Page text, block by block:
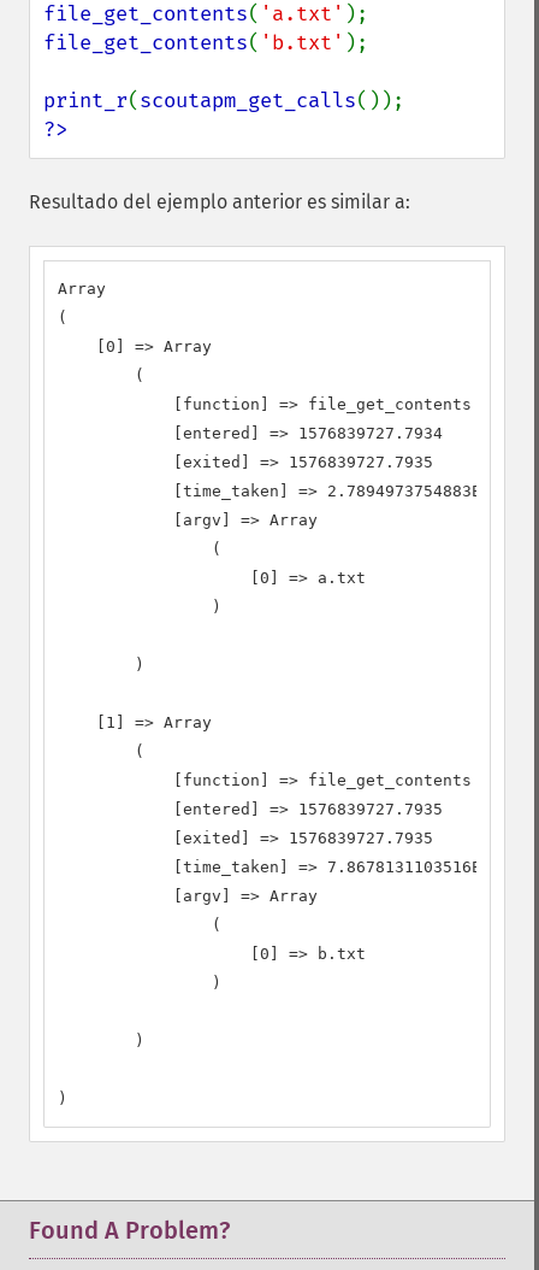
file_get_contents( 'a.txt'
file_get_contents( 'b.txt' );
print_r(scoutapm_get_calls
?>
Resultado del ejemplo anterior es similar a:
Array
(
    [0] => Array
        (
            [function] => file_get_contents
            [entered] => 1576839727.7934
            [exited] => 1576839727.7935
            [time_taken] => 2.7894973754883E-5
            [argv] => Array
                (
                    [0] => a.txt
                )
        )
    [1] => Array
        (
            [function] => file_get_contents
            [entered] => 1576839727.7935
            [exited] => 1576839727.7935
            [time_taken] => 7.8678131103516E-6
            [argv] => Array
                (
                    [0] => b.txt
                )
        )
)
Found A Problem?